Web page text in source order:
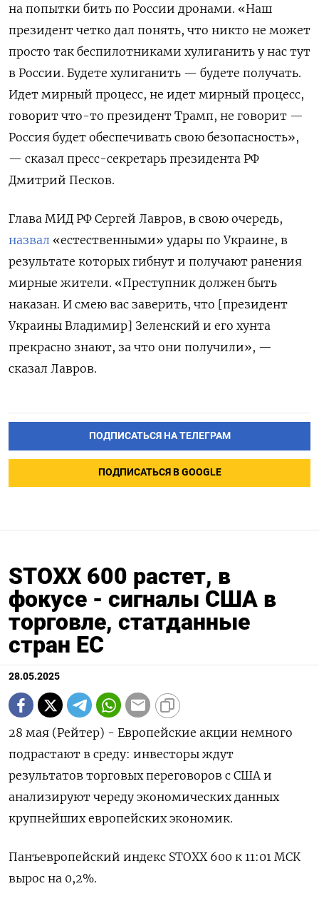
на попытки бить по России дронами. «Наш
президент четко дал понять, что никто не может
просто так беспилотниками хулиганить у нас тут
в России. Будете хулиганить — будете получать.
Идет мирный процесс, не идет мирный процесс,
говорит что-то президент Трамп, не говорит —
Россия будет обеспечивать свою безопасность»,
— сказал пресс-секретарь президента РФ
Дмитрий Песков.
Глава МИД РФ Сергей Лавров, в свою очередь,
назвал «естественными» удары по Украине, в
результате которых гибнут и получают ранения
мирные жители. «Преступник должен быть
наказан. И смею вас заверить, что [президент
Украины Владимир] Зеленский и его хунта
прекрасно знают, за что они получили», —
сказал Лавров.
ПОДПИСАТЬСЯ НА ТЕЛЕГРАМ
ПОДПИСАТЬСЯ В GOOGLE
STOXX 600 растет, в
фокусе - сигналы США в
торговле, статданные
стран ЕС
28.05.2025
28 мая (Рейтер) - Европейские акции немного
подрастают в среду: инвесторы ждут
результатов торговых переговоров с США и
анализируют череду экономических данных
крупнейших европейских экономик.
Панъевропейский индекс STOXX 600 к 11:01 МСК
вырос на 0,2%.